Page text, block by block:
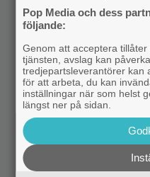
Pop Media och dess
följande:
Genom att acceptera
tjänsten, avslag kan
tredjepartsleverantörer kan
för att arbeta, du kan
inställningar när som helst
längst ner på sidan.